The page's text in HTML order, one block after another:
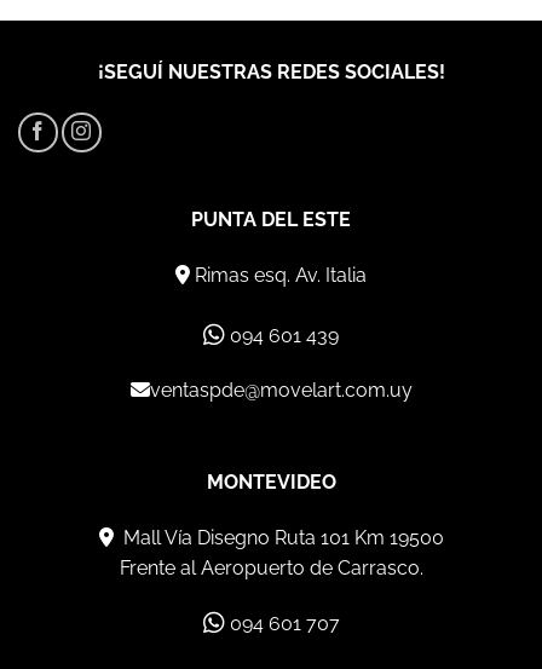
¡SEGUÍ NUESTRAS REDES SOCIALES!
PUNTA DEL ESTE
Rimas esq. Av. Italia
094 601 439
ventaspde@movelart.com.uy
MONTEVIDEO
Mall Vía Disegno Ruta 101 Km 19500
Frente al Aeropuerto de Carrasco.
094 601 707